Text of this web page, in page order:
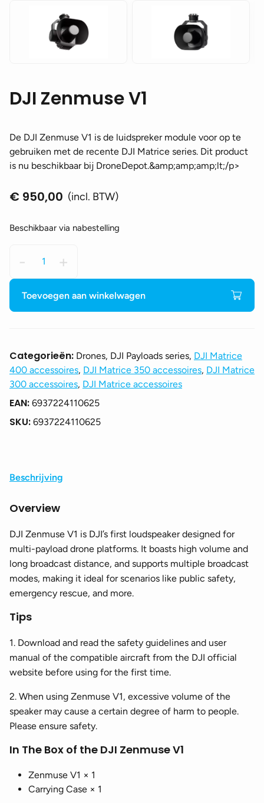
DJI Zenmuse V1
De DJI Zenmuse V1 is de luidspreker module voor op te
gebruiken met de recente DJI Matrice series. Dit product
is nu beschikbaar bij DroneDepot.&amp;amp;amp;lt;/p>
€ 950,00 (incl. BTW)
Beschikbaar via nabestelling
-
Zenmuse
V1
aantal
+
Toevoegen aan winkelwagen
Categorieën: Drones, DJI Payloads series, DJI Matrice
400 accessoires, DJI Matrice 350 accessoires, DJI Matrice
300 accessoires, DJI Matrice accessoires
EAN: 6937224110625
SKU: 6937224110625
Beschrijving
Overview
DJI Zenmuse V1 is DJI’s first loudspeaker designed for
multi-payload drone platforms. It boasts high volume and
long broadcast distance, and supports multiple broadcast
modes, making it ideal for scenarios like public safety,
emergency rescue, and more.
Tips
1. Download and read the safety guidelines and user
manual of the compatible aircraft from the DJI official
website before using for the first time.
2. When using Zenmuse V1, excessive volume of the
speaker may cause a certain degree of harm to people.
Please ensure safety.
In The Box of the DJI Zenmuse V1
Zenmuse V1 × 1
Carrying Case × 1